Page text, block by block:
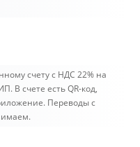
счету c НДС 22% на
В счете есть QR-код,
Переводы с